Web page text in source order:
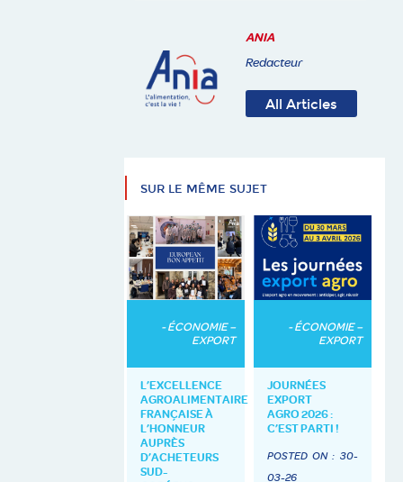
ANIA
Redacteur
All Articles
SUR LE MÊME SUJET
- ÉCONOMIE –
EXPORT
L’EXCELLENCE
AGROALIMENTAIRE
FRANÇAISE À
L’HONNEUR
AUPRÈS
D’ACHETEURS
SUD-
- ÉCONOMIE –
EXPORT
JOURNÉES
EXPORT
AGRO 2026 :
C’EST PARTI !
POSTED ON : 30-
03-26